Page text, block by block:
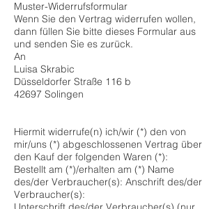
Muster-Widerrufsformular
Wenn Sie den Vertrag widerrufen wollen,
dann füllen Sie bitte dieses Formular aus
und senden Sie es zurück.
An
Luisa Skrabic
Düsseldorfer Straße 116 b
42697 Solingen
Hiermit widerrufe(n) ich/wir (*) den von
mir/uns (*) abgeschlossenen Vertrag über
den Kauf der folgenden Waren (*):
Bestellt am (*)/erhalten am (*) Name
des/der Verbraucher(s): Anschrift des/der
Verbraucher(s):